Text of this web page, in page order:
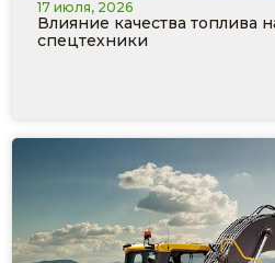
17 июля, 2026
Влияние качества топлива
спецтехники